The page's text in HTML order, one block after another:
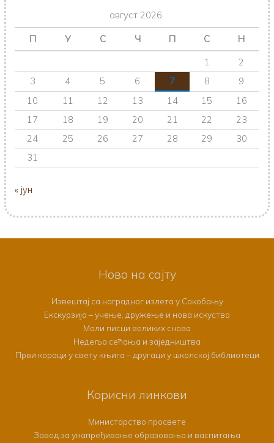
август 2026.
П У С Ч П С
Н
1
2
3
4 5 6 7 8
9
10
11 12 13 14 15
16
17
18 19 20 21 22
23
24
25 26 27 28 29
30
31
« јун
Ново на сајту
Извештај са наградног излета у Сокобању
Екскурзија – учење, дружење и нова искуства
Мали писци великих снова
Недеља сећања и заједништва
Први кораци у свету књига – другаци у школској библиотеци
Корисни линкови
Министарство просвете
Завод за унапређивање образовања и васпитања